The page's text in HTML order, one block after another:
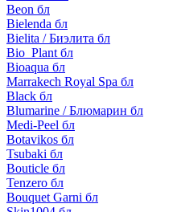
Beon бл
Bielenda бл
Bielita / Биэлита бл
Bio_Plant бл
Bioaqua бл
Marrakech Royal Spa бл
Black бл
Blumarine / Блюмарин бл
Medi-Peel бл
Botavikos бл
Tsubaki бл
Bouticle бл
Tenzero бл
Bouquet Garni бл